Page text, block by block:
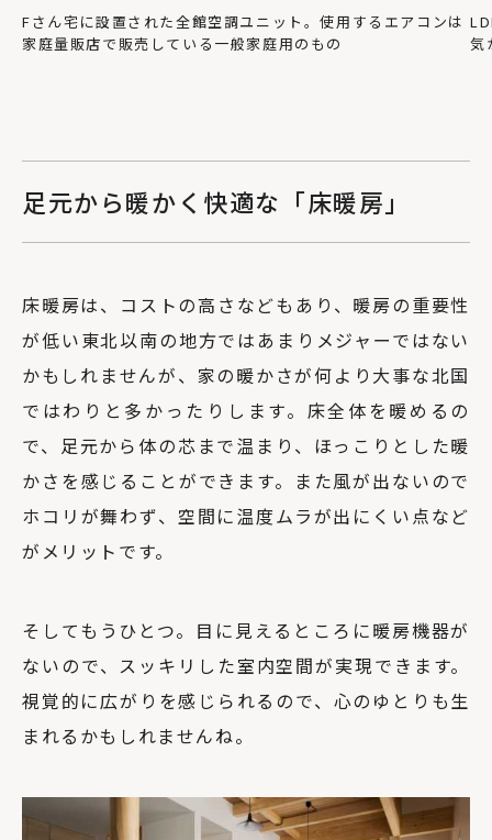
Fさん宅に設置された全館空調ユニット。使用するエアコンは
家庭量販店で販売している一般家庭用のもの
気
足元から暖かく快適な「床暖房」
床暖房は、コストの高さなどもあり、暖房の重要性
が低い東北以南の地方ではあまりメジャーではない
かもしれませんが、家の暖かさが何より大事な北国
ではわりと多かったりします。床全体を暖めるの
で、足元から体の芯まで温まり、ほっこりとした暖
かさを感じることができます。また風が出ないので
ホコリが舞わず、空間に温度ムラが出にくい点など
がメリットです。
そしてもうひとつ。目に見えるところに暖房機器が
ないので、スッキリした室内空間が実現できます。
視覚的に広がりを感じられるので、心のゆとりも生
まれるかもしれませんね。